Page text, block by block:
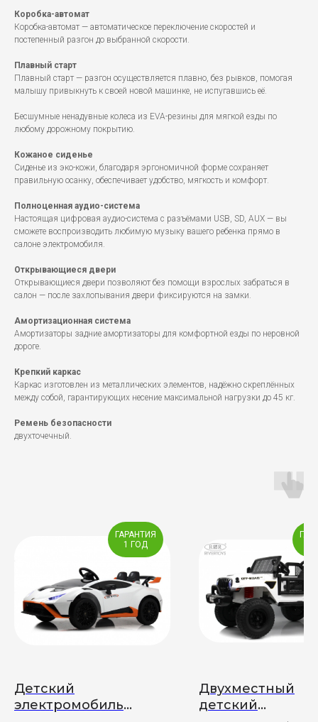
Коробка-автомат
Коробка-автомат — автоматическое переключение скоростей и
постепенный разгон до выбранной скорости.
Плавный старт
Плавный старт — разгон осуществляется плавно, без рывков, помогая
малышу привыкнуть к своей новой машинке, не испугавшись её.
Бесшумные ненадувные колеса из EVA-резины для мягкой езды по
любому дорожному покрытию.
Кожаное сиденье
Сиденье из эко-кожи, благодаря эргономичной форме сохраняет
правильную осанку, обеспечивает удобство, мягкость и комфорт.
Полноценная аудио-система
Настоящая цифровая аудио-система с разъёмами USB, SD, AUX — вы
сможете воспроизводить любимую музыку вашего ребенка прямо в
салоне электромобиля.
Открывающиеся двери
Открывающиеся двери позволяют без помощи взрослых забраться в
салон — после захлопывания двери фиксируются на замки.
Амортизационная система
Амортизаторы задние амортизаторы для комфортной езды по неровной
дороге.
Крепкий каркас
Каркас изготовлен из металлических элементов, надёжно скреплённых
между собой, гарантирующих несение максимальной нагрузки до 45 кг.
Ремень безопасности
двухточечный.
ГАРАНТИЯ
1 ГОД
Детский
электромобиль
Двухместный
детский